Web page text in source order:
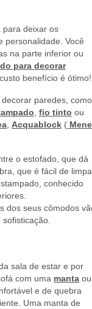
para deixar os
personalidade. Você
na parte inferior ou
para decorar
benefício é ótimo!
paredes,
fio tinto ou
Acquablock ( Mene
o estofado, que dá
que é fácil de
conhecido
dos seus cômodos
sala de estar e por
com uma manta ou
e de quebra
Uma manta de